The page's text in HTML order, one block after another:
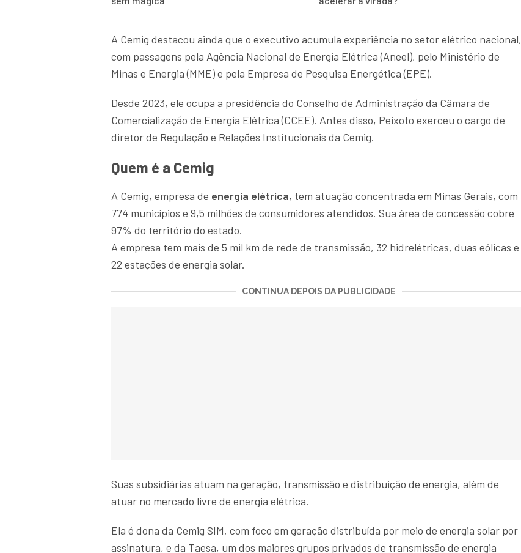
A Cemig destacou ainda que o executivo acumula experiência no setor elétrico nacional,
com passagens pela Agência Nacional de Energia Elétrica (Aneel), pelo Ministério de
Minas e Energia (MME) e pela Empresa de Pesquisa Energética (EPE).
Desde 2023, ele ocupa a presidência do Conselho de Administração da Câmara de
Comercialização de Energia Elétrica (CCEE). Antes disso, Peixoto exerceu o cargo de
diretor de Regulação e Relações Institucionais da Cemig.
Quem é a Cemig
A Cemig, empresa de energia elétrica, tem atuação concentrada em Minas Gerais, com
774 municípios e 9,5 milhões de consumidores atendidos. Sua área de concessão cobre
97% do território do estado.
A empresa tem mais de 5 mil km de rede de transmissão, 32 hidrelétricas, duas eólicas e
22 estações de energia solar.
CONTINUA DEPOIS DA PUBLICIDADE
Suas subsidiárias atuam na geração, transmissão e distribuição de energia, além de
atuar no mercado livre de energia elétrica.
Ela é dona da Cemig SIM, com foco em geração distribuída por meio de energia solar por
assinatura, e da Taesa, um dos maiores grupos privados de transmissão de energia